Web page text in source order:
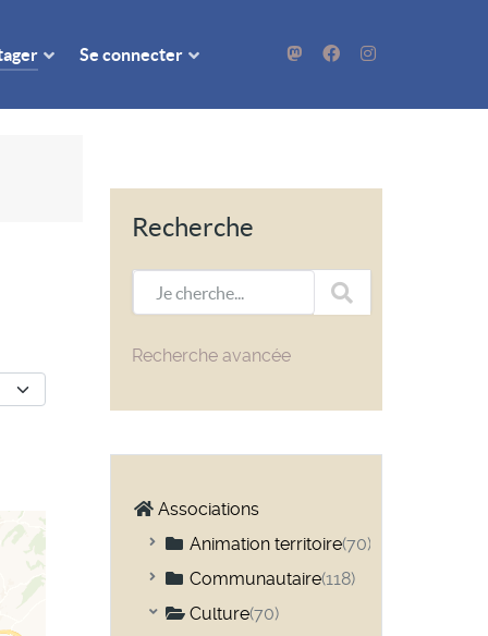
Se connecter
Recherche
Je cherche...
Recherche avancée
Associations
Animation territoire(70)
Comité des fêtes(41)
Communautaire(118)
Anciens combattants
Culture(70)